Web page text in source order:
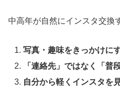
中高年が自然にインスタ交換
写真・趣味をきっかけに
「連絡先」ではなく「普
自分から軽くインスタを